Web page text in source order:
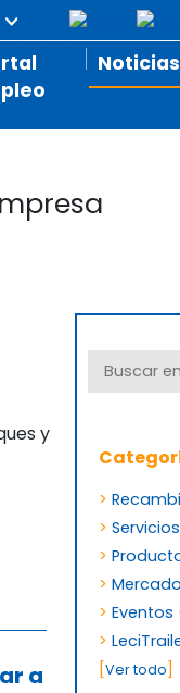
Noticias
y
a
>
> Servicios
>
> Mercado
> Eventos
>
[Ver todo]